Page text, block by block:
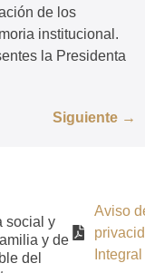
de los
institucional.
la Presidenta
Siguiente →
social y
y de
del
Aviso
Integral